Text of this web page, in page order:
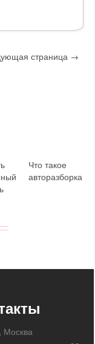
Что такое
авторазборка
страница →
Москва